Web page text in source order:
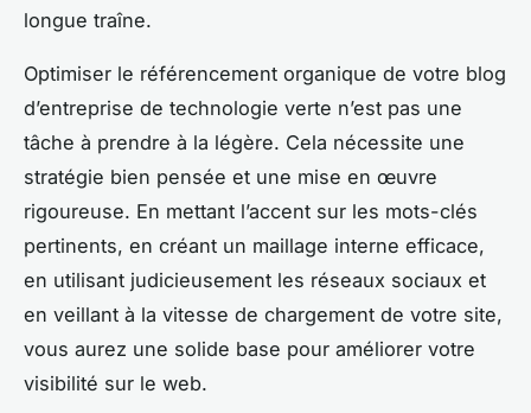
longue traîne.
Optimiser le référencement organique de votre blog
d’entreprise de technologie verte n’est pas une
tâche à prendre à la légère. Cela nécessite une
stratégie bien pensée et une mise en œuvre
rigoureuse. En mettant l’accent sur les mots-clés
pertinents, en créant un maillage interne efficace,
en utilisant judicieusement les réseaux sociaux et
en veillant à la vitesse de chargement de votre site,
vous aurez une solide base pour améliorer votre
visibilité sur le web.